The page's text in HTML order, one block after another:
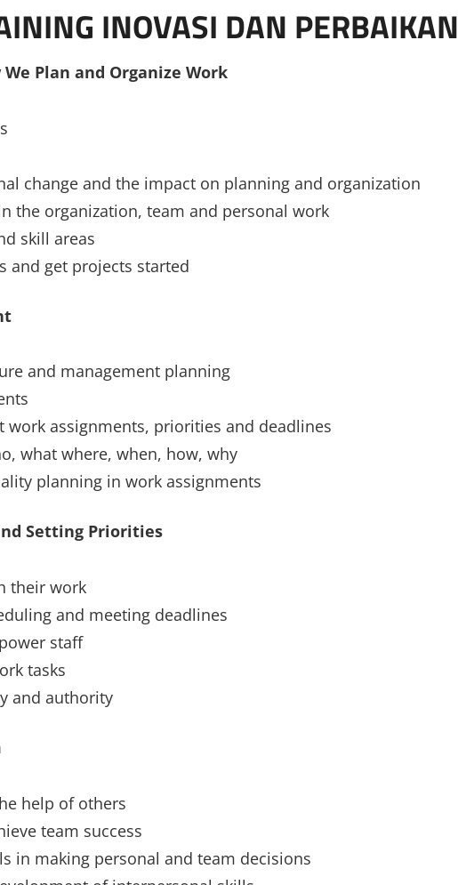
INOVASI DAN PERBAIKAN
Plan and Organize Work
change and the impact on planning and organization
the organization, team and personal work
skill areas
and get projects started
and management planning
assignments, priorities and deadlines
what where, when, how, why
planning in work assignments
Setting Priorities
their work
and meeting deadlines
staff
tasks
and authority
help of others
team success
in making personal and team decisions